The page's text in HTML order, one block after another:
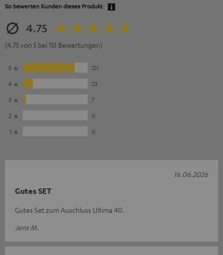
So bewerten Kunden dieses Produkt
4.75
(4.75 von 5 bei 151 Bewertungen)
5
121
4
23
3
7
2
0
1
0
Gutes SET
Gutes Set zum Auschluss Ultima 40.
Jens M.
16.06.2026